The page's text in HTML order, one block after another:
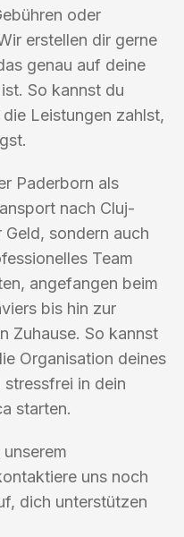
oder
erstellen dir gerne
genau auf deine
So kannst du
Leistungen zahlst,
Paderborn als
nach Cluj-
sondern auch
Team
angefangen beim
bis hin zur
Zuhause. So kannst
Organisation deines
in dein
starten.
uns noch
dich unterstützen